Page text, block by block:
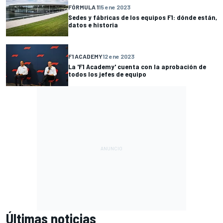
FÓRMULA 115 ene 2023
Sedes y fábricas de los equipos F1: dónde están,
datos e historia
F1 ACADEMY12 ene 2023
La 'F1 Academy' cuenta con la aprobación de
todos los jefes de equipo
Últimas noticias